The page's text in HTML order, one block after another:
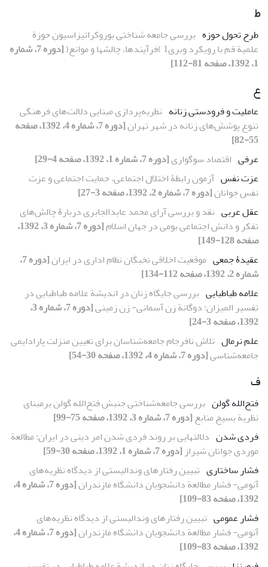
ط
طرح تحول حوزه بررسی جامعه شناختی بوروکراتیزاسیون حوزة
علمیة قم با رویکرد وبری1 )فرآیندها، چالشها و موانع(
[دوره 7، شماره
1، 1392، صفحه 81-112]
ع
عاملیت و فرودستی زنانه نظریه‌پردازی مبنایی دلالت‌های فرهنگی
تنوع پوشش‌های زنانه در شهر تهران
[دوره 7، شماره 4، 1392، صفحه
55-82]
عرفی اقتصاد سوگواری[دوره 7، شماره 1، 1392، صفحه 4-29]
عزت نفس آزمون رابطۀ اختلال اجتماعی، حمایت اجتماعی و عزت
نفس جوانان[دوره 7، شماره 2، 1392، صفحه 3-27]
عقل عربی نقد و بررسی آرای محمد عابدالجابری دربارۀ چالش‌های
تفکر و دانش اجتماعی بومی در جهان اسلام
[دوره 7، شماره 3، 1392،
صفحه 128-149]
عقیدۀ جمعی موقعیت اخلاقی نخبگان نظام اداری در ایران
[دوره 7،
شماره 2، 1392، صفحه 112-134]
علامه طباطبایی بررسی جایگاه زنان در اندیشة علامه طباطبایی در
تفسیر المیزان: دوگانة زن آسمانی- زن زمینی
[دوره 7، شماره 3،
1392، صفحه 3-24]
علم نرمال تلاش نافرجام جامعه‌شناسان برای تعیین منزلت پارادایمی
جامعه‌شناسی[دوره 7، شماره 4، 1392، صفحه 30-54]
ف
فتح‌الله گولن بررسی جامعه‌شناختی جنبشِ فتح‌الله گولن برمبنای
نظریة بسیج منابع[دوره 7، شماره 3، 1392، صفحه 75-99]
فردی شدن دلالتهایی بر روند فردی شدن امر دینی در ایران: مطالعة
موردی جوانان شیراز [دوره 7، شماره 1، 1392، صفحه 30-59]
فشار ساختاری تبیین رفتارهای وندالیستی از دیدگاه نظریه‌های
آنومی- فشار مطالعة دانشجویان دانشگاه مازندران
[دوره 7، شماره 4،
1392، صفحه 83-109]
فشار عمومی تبیین رفتارهای وندالیستی از دیدگاه نظریه‌های
آنومی- فشار مطالعة دانشجویان دانشگاه مازندران
[دوره 7، شماره 4،
1392، صفحه 83-109]